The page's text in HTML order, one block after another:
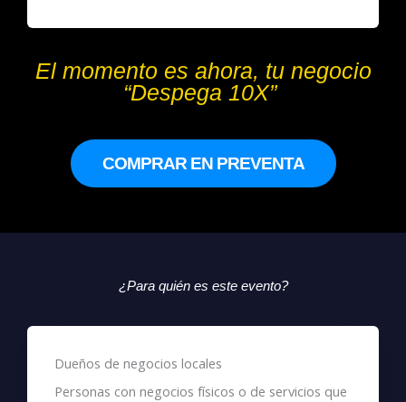
El momento es ahora, tu negocio
“Despega 10X”
COMPRAR EN PREVENTA
¿Para quién es este evento?
Dueños de negocios locales
Personas con negocios físicos o de servicios que